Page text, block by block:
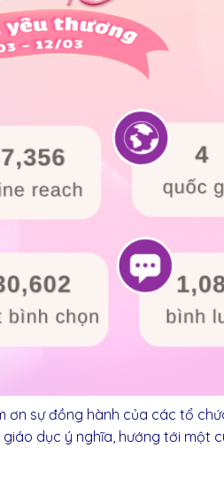
sự đồng hành của các tổ
dục ý nghĩa, hướng tới một